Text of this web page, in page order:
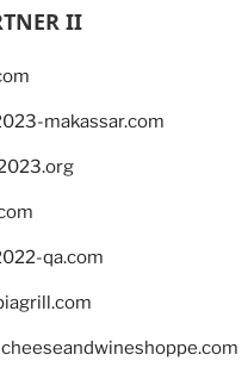
II
makassar.com
qa.com